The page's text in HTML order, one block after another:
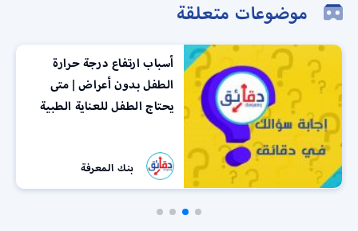
موضوعات متعلقة
أسباب ارتفاع درجة حرارة
الطفل بدون أعراض | متى
يحتاج الطفل للعناية الطبية
بنك المعرفة